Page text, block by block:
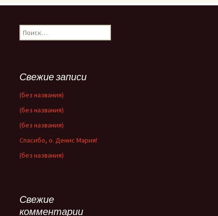
Найти:
Свежие записи
(без названия)
(без названия)
(без названия)
Спасибо, о. Денис Мария!
(без названия)
Свежие
комментарии